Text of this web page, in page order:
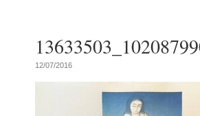
12/07/2016